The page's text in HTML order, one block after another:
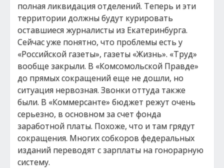
полная ликвидация отделений. Теперь и эти
территории должны будут курировать
оставшиеся журналисты из Екатеринбурга.
Сейчас уже понятно, что проблемы есть у
«Российской газеты», газеты «Жизнь». «Труд»
вообще закрыли. В «Комсомольской Правде»
до прямых сокращений еще не дошли, но
ситуация нервозная. Звонки оттуда также
были. В «Коммерсанте» бюджет режут очень
серьезно, в основном за счет фонда
заработной платы. Похоже, что и там грядут
сокращения. Многих собкоров федеральных
изданий переводят с зарплаты на гонорарную
систему.